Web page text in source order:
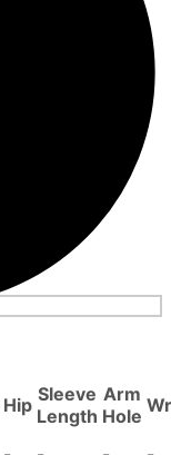
Hip Sleeve
Length
Arm
Hole